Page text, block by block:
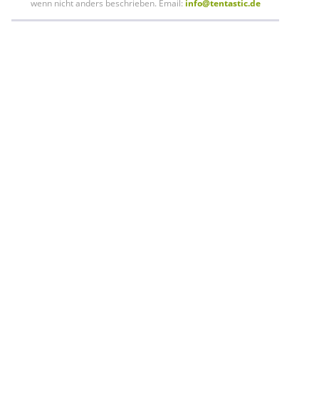
wenn nicht anders beschrieben. Email: info@tentastic.de